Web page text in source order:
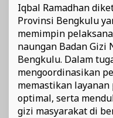
Iqbal Ramadhan
Provinsi Bengkulu
memimpin
naungan Badan Gizi
Bengkulu. Dalam
mengoordinasikan
memastikan
optimal, serta
gizi masyarakat di